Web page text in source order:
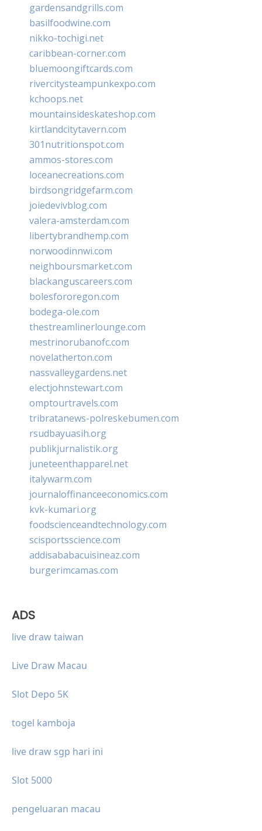
gardensandgrills.com
basilfoodwine.com
nikko-tochigi.net
caribbean-corner.com
bluemoongiftcards.com
rivercitysteampunkexpo.com
kchoops.net
mountainsideskateshop.com
kirtlandcitytavern.com
301nutritionspot.com
ammos-stores.com
loceanecreations.com
birdsongridgefarm.com
joiedevivblog.com
valera-amsterdam.com
libertybrandhemp.com
norwoodinnwi.com
neighboursmarket.com
blackanguscareers.com
bolesfororegon.com
bodega-ole.com
thestreamlinerlounge.com
mestrinorubanofc.com
novelatherton.com
nassvalleygardens.net
electjohnstewart.com
omptourtravels.com
tribratanews-polreskebumen.com
rsudbayuasih.org
publikjurnalistik.org
juneteenthapparel.net
italywarm.com
journaloffinanceeconomics.com
kvk-kumari.org
foodscienceandtechnology.com
scisportsscience.com
addisababacuisineaz.com
burgerimcamas.com
ADS
live draw taiwan
Live Draw Macau
Slot Depo 5K
togel kamboja
live draw sgp hari ini
Slot 5000
pengeluaran macau